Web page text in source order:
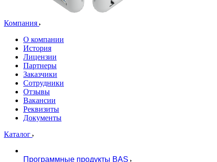
Компания
О компании
История
Лицензии
Партнеры
Заказчики
Сотрудники
Отзывы
Вакансии
Реквизиты
Документы
Каталог
Программные продукты BAS